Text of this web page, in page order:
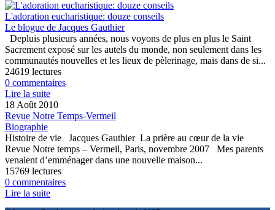
L'adoration eucharistique: douze conseils
Le blogue de Jacques Gauthier
Depluis plusieurs années, nous voyons de plus en plus le Saint
Sacrement exposé sur les autels du monde, non seulement dans les
communautés nouvelles et les lieux de pèlerinage, mais dans de si...
24619 lectures
0 commentaires
Lire la suite
18 Août 2010
Revue Notre Temps-Vermeil
Biographie
Histoire de vie Jacques Gauthier La prière au cœur de la vie
Revue Notre temps – Vermeil, Paris, novembre 2007 Mes parents
venaient d’emménager dans une nouvelle maison...
15769 lectures
0 commentaires
Lire la suite